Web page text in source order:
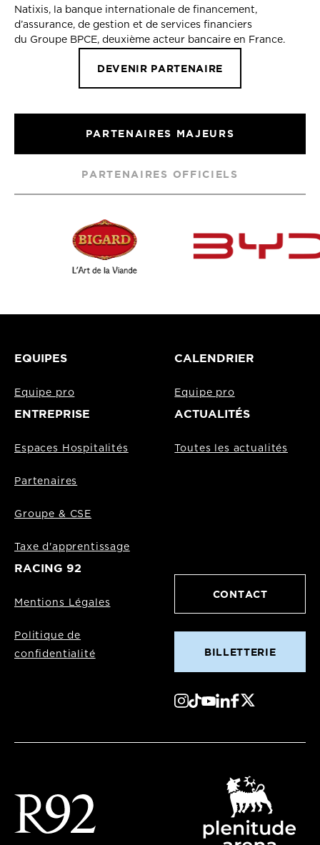
Natixis, la banque internationale de financement,
d’assurance, de gestion et de services financiers
du Groupe BPCE, deuxième acteur bancaire en France.
DEVENIR PARTENAIRE
PARTENAIRES MAJEURS
PARTENAIRES OFFICIELS
EQUIPES
Equipe pro
CALENDRIER
Equipe pro
ENTREPRISE
Espaces Hospitalités
Partenaires
Groupe & CSE
Taxe d'apprentissage
ACTUALITÉS
Toutes les actualités
RACING 92
Mentions Légales
Politique de
confidentialité
CONTACT
BILLETTERIE